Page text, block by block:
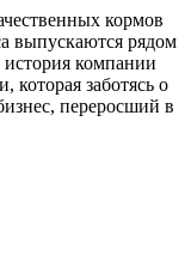
кормов
выпускаются рядом
компании
которая заботясь о
переросший в